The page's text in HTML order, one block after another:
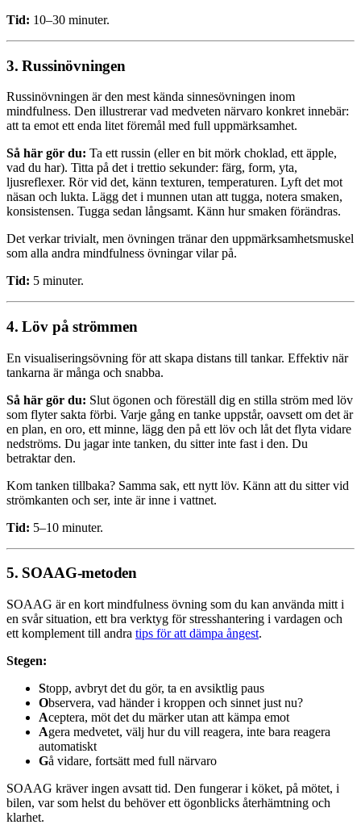
Tid: 10–30 minuter.
3. Russinövningen
Russinövningen är den mest kända sinnesövningen inom
mindfulness. Den illustrerar vad medveten närvaro konkret innebär:
att ta emot ett enda litet föremål med full uppmärksamhet.
Så här gör du: Ta ett russin (eller en bit mörk choklad, ett äpple,
vad du har). Titta på det i trettio sekunder: färg, form, yta,
ljusreflexer. Rör vid det, känn texturen, temperaturen. Lyft det mot
näsan och lukta. Lägg det i munnen utan att tugga, notera smaken,
konsistensen. Tugga sedan långsamt. Känn hur smaken förändras.
Det verkar trivialt, men övningen tränar den uppmärksamhetsmuskel
som alla andra mindfulness övningar vilar på.
Tid: 5 minuter.
4. Löv på strömmen
En visualiseringsövning för att skapa distans till tankar. Effektiv när
tankarna är många och snabba.
Så här gör du: Slut ögonen och föreställ dig en stilla ström med löv
som flyter sakta förbi. Varje gång en tanke uppstår, oavsett om det är
en plan, en oro, ett minne, lägg den på ett löv och låt det flyta vidare
nedströms. Du jagar inte tanken, du sitter inte fast i den. Du
betraktar den.
Kom tanken tillbaka? Samma sak, ett nytt löv. Känn att du sitter vid
strömkanten och ser, inte är inne i vattnet.
Tid: 5–10 minuter.
5. SOAAG-metoden
SOAAG är en kort mindfulness övning som du kan använda mitt i
en svår situation, ett bra verktyg för stresshantering i vardagen och
ett komplement till andra tips för att dämpa ångest.
Stegen:
Stopp, avbryt det du gör, ta en avsiktlig paus
Observera, vad händer i kroppen och sinnet just nu?
Aceptera, möt det du märker utan att kämpa emot
Agera medvetet, välj hur du vill reagera, inte bara reagera
automatiskt
Gå vidare, fortsätt med full närvaro
SOAAG kräver ingen avsatt tid. Den fungerar i köket, på mötet, i
bilen, var som helst du behöver ett ögonblicks återhämtning och
klarhet.